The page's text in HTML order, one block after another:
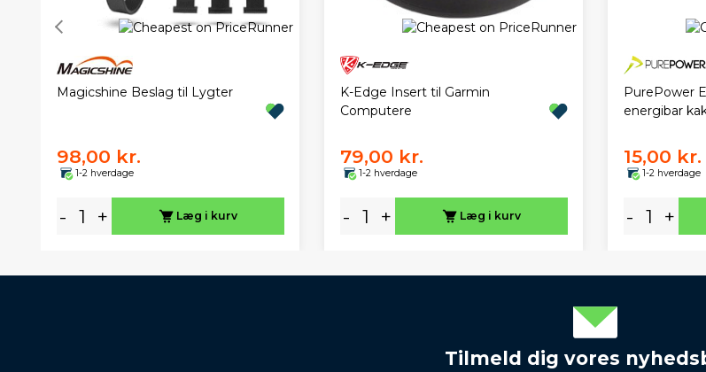
Magicshine Beslag til Lygter
98,00 kr.
1-2 hverdage
- + Læg i kurv
K-Edge Insert til Garmin
Computere
79,00 kr.
1-2 hverdage
- + Læg i kurv
PurePower
energibar
15,00 kr.
1-2 hverdage
- +
Tilmeld dig vores